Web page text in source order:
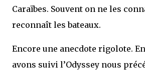
Caraïbes. Souvent on ne les
reconnaît les bateaux.
Encore une anecdote rigolote.
avons suivi l’Odyssey nous